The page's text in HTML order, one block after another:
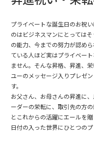
プライベートな誕生日のお祝
のはビジネスマンにとっては
の能力、今までの努力が認め
ている人ほど実はプライベー
ません。そんな昇格、昇進、
ユーのメッセージ入りプレゼ
す。
お父さん、お母さんの昇進に
ーダーの栄転に、取引先の方
とこれからの活躍にエールを
日付の入った世界にひとつの